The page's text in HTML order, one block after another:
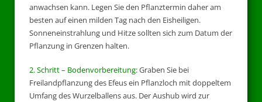
anwachsen kann. Legen Sie den Pflanztermin daher am
besten auf einen milden Tag nach den Eisheiligen.
Sonneneinstrahlung und Hitze sollten sich zum Datum der
Pflanzung in Grenzen halten.
2. Schritt – Bodenvorbereitung:Graben Sie bei
Freilandpflanzung des Efeus ein Pflanzloch mit doppeltem
Umfang des Wurzelballens aus. Der Aushub wird zur